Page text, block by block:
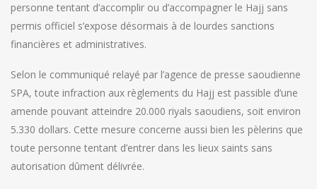
personne tentant d’accomplir ou d’accompagner le Hajj sans
permis officiel s’expose désormais à de lourdes sanctions
financières et administratives.
Selon le communiqué relayé par l’agence de presse saoudienne
SPA, toute infraction aux règlements du Hajj est passible d’une
amende pouvant atteindre 20.000 riyals saoudiens, soit environ
5.330 dollars. Cette mesure concerne aussi bien les pèlerins que
toute personne tentant d’entrer dans les lieux saints sans
autorisation dûment délivrée.